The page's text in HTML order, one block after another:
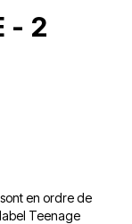
- 2
en ordre de
Teenage